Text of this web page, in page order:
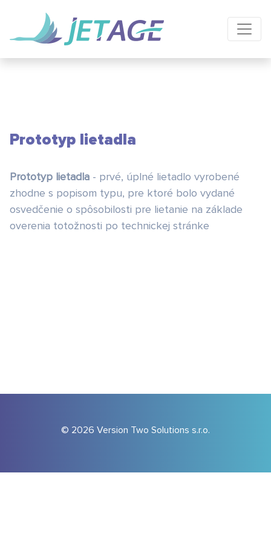
Prototyp lietadla
Prototyp lietadla - prvé, úplné lietadlo vyrobené
zhodne s popisom typu, pre ktoré bolo vydané
osvedčenie o spôsobilosti pre lietanie na základe
overenia totožnosti po technickej stránke
© 2026 Version Two Solutions s.r.o.